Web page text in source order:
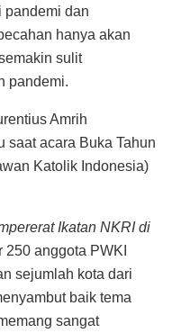
pandemi dan
hanya akan
sulit
pandemi.
Amrih
saat acara Buka Tahun
Katolik Indonesia)
Ikatan NKRI di
anggota PWKI
sejumlah kota dari
baik tema
sangat